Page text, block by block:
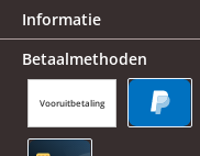
Informatie
Betaalmethoden
Vooruitbetaling